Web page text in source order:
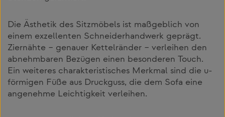
Die Ästhetik des Sitzmöbels ist maßgeblich von
einem exzellenten Schneiderhandwerk geprägt.
Ziernähte – genauer Kettelränder – verleihen den
abnehmbaren Bezügen einen besonderen Touch.
Ein weiteres charakteristisches Merkmal sind die u-
förmigen Füße aus Druckguss, die dem Sofa eine
angenehme Leichtigkeit verleihen.